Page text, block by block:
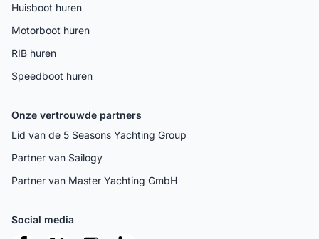
Huisboot huren
Motorboot huren
RIB huren
Speedboot huren
Onze vertrouwde partners
Lid van de 5 Seasons Yachting Group
Partner van Sailogy
Partner van Master Yachting GmbH
Social media